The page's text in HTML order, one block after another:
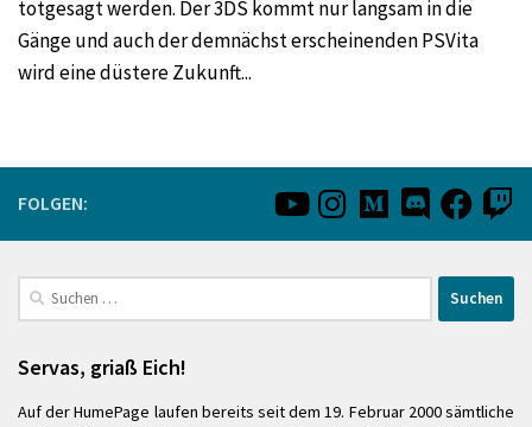
totgesagt werden. Der 3DS kommt nur langsam in die
Gänge und auch der demnächst erscheinenden PSVita
wird eine düstere Zukunft...
FOLGEN:
Suchen
nach:
Servas, griaß Eich!
Auf der HumePage laufen bereits seit dem 19. Februar 2000 sämtliche